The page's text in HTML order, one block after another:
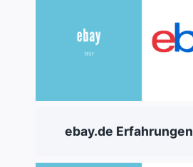
ebay.de Erfahrungen